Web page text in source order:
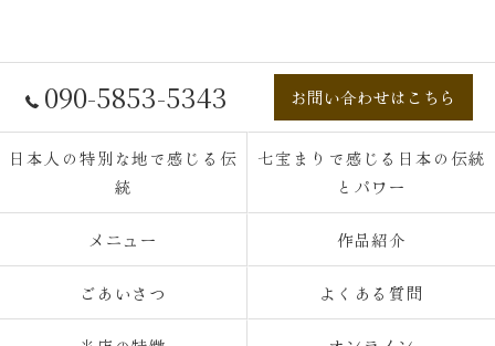
090-5853-5343 お問い合わせはこちら
日本人の特別な地で感じる伝
統
七宝まりで感じる日本の伝統
とパワー
メニュー 作品紹介
ごあいさつ よくある質問